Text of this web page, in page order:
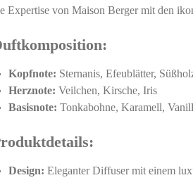
Expertise von Maison Berger mit den
Kopfnote: Sternanis, Efeublätter,
Herznote: Veilchen, Kirsche, Iris
Basisnote: Tonkabohne, Karamell,
Design: Eleganter Diffuser mit einem